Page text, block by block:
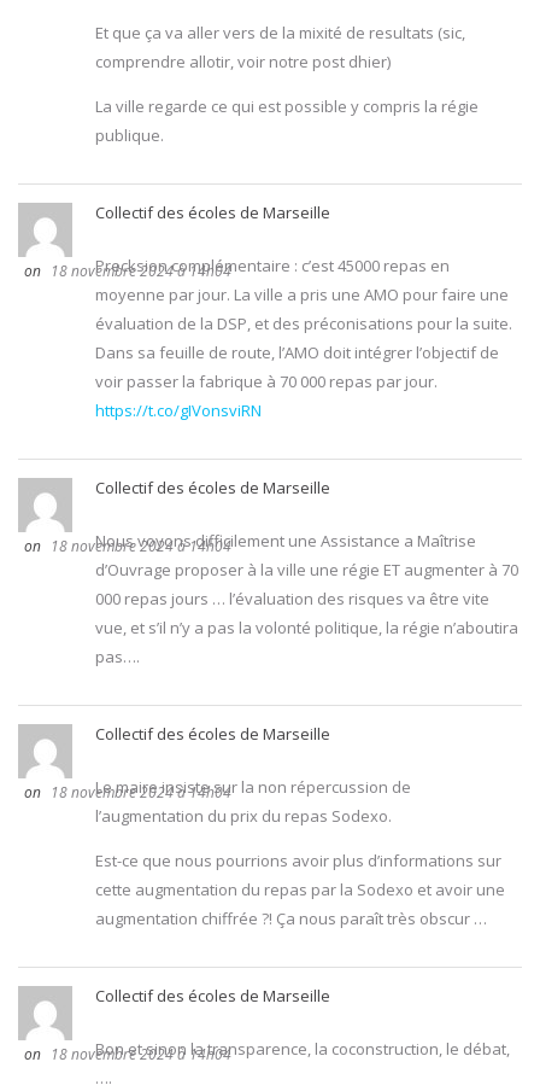
Et que ça va aller vers de la mixité de resultats (sic,
comprendre allotir, voir notre post dhier)
La ville regarde ce qui est possible y compris la régie
publique.
Collectif des écoles de Marseille
18 novembre 2024 à 14h04
Precksion complémentaire : c’est 45000 repas en
moyenne par jour. La ville a pris une AMO pour faire une
évaluation de la DSP, et des préconisations pour la suite.
Dans sa feuille de route, l’AMO doit intégrer l’objectif de
voir passer la fabrique à 70 000 repas par jour.
https://t.co/gIVonsviRN
Collectif des écoles de Marseille
18 novembre 2024 à 14h04
Nous voyons difficilement une Assistance a Maîtrise
d’Ouvrage proposer à la ville une régie ET augmenter à 70
000 repas jours … l’évaluation des risques va être vite
vue, et s’il n’y a pas la volonté politique, la régie n’aboutira
pas….
Collectif des écoles de Marseille
18 novembre 2024 à 14h04
Le maire insiste sur la non répercussion de
l’augmentation du prix du repas Sodexo.
Est-ce que nous pourrions avoir plus d’informations sur
cette augmentation du repas par la Sodexo et avoir une
augmentation chiffrée ?! Ça nous paraît très obscur …
Collectif des écoles de Marseille
18 novembre 2024 à 14h04
Bon et sinon la transparence, la coconstruction, le débat,
….